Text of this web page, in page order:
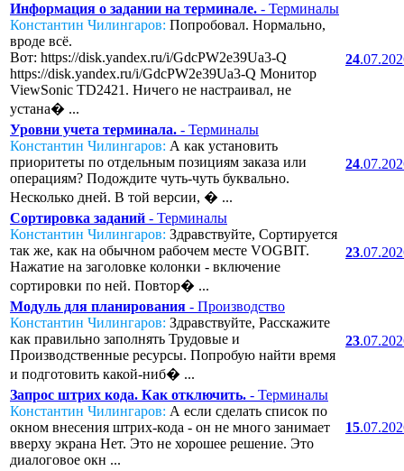
Информация о задании на терминале. - Терминалы
Константин Чилингаров: Попробовал. Нормально,
вроде всё.
Вот: https://disk.yandex.ru/i/GdcPW2e39Ua3-Q
https://disk.yandex.ru/i/GdcPW2e39Ua3-Q Монитор
ViewSonic TD2421. Ничего не настраивал, не
устана� ...
24
Уровни учета терминала. - Терминалы
Константин Чилингаров: А как установить
приоритеты по отдельным позициям заказа или
операциям? Подождите чуть-чуть буквально.
Несколько дней. В той версии, � ...
24
Сортировка заданий - Терминалы
Константин Чилингаров: Здравствуйте, Сортируется
так же, как на обычном рабочем месте VOGBIT.
Нажатие на заголовке колонки - включение
сортировки по ней. Повтор� ...
23
Модуль для планирования - Производство
Константин Чилингаров: Здравствуйте, Расскажите
как правильно заполнять Трудовые и
Производственные ресурсы. Попробую найти время
и подготовить какой-ниб� ...
23
Запрос штрих кода. Как отключить. - Терминалы
Константин Чилингаров: А если сделать список по
окном внесения штрих-кода - он не много занимает
вверху экрана Нет. Это не хорошее решение. Это
диалоговое окн ...
15